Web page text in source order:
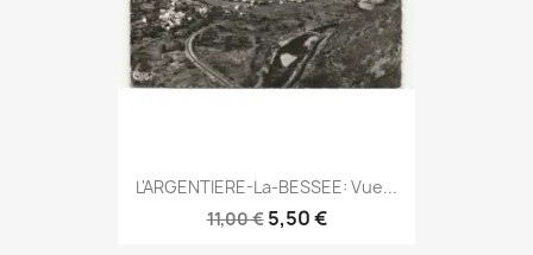
L'ARGENTIERE-La-BESSEE: Vue...
11,00 € 5,50 €